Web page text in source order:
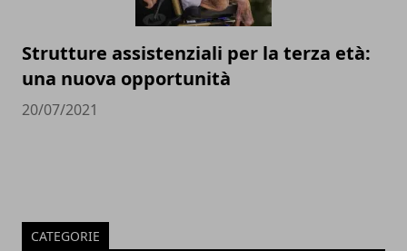
Strutture assistenziali per la terza età:
una nuova opportunità
20/07/2021
CATEGORIE